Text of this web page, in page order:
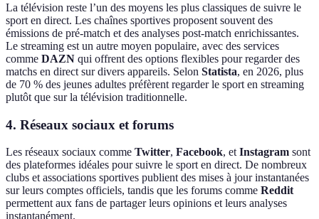
La télévision reste l’un des moyens les plus classiques de suivre le
sport en direct. Les chaînes sportives proposent souvent des
émissions de pré-match et des analyses post-match enrichissantes.
Le streaming est un autre moyen populaire, avec des services
comme DAZN qui offrent des options flexibles pour regarder des
matchs en direct sur divers appareils. Selon Statista, en 2026, plus
de 70 % des jeunes adultes préfèrent regarder le sport en streaming
plutôt que sur la télévision traditionnelle.
4. Réseaux sociaux et forums
Les réseaux sociaux comme Twitter, Facebook, et Instagram sont
des plateformes idéales pour suivre le sport en direct. De nombreux
clubs et associations sportives publient des mises à jour instantanées
sur leurs comptes officiels, tandis que les forums comme Reddit
permettent aux fans de partager leurs opinions et leurs analyses
instantanément.